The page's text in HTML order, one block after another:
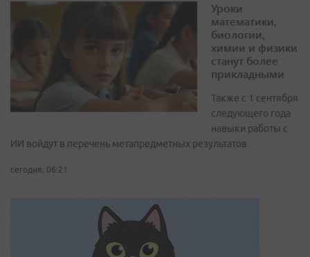
Уроки
математики,
биологии,
химии и физики
станут более
прикладными
Также с 1 сентября
следующего года
навыки работы с
ИИ войдут в перечень метапредметных результатов
сегодня, 06:21